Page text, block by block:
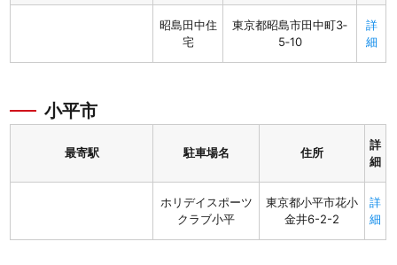
昭島田中住
宅
東京都昭島市田中町3‐
5‐10
詳
細
小平市
最寄駅 駐車場名 住所
詳
細
ホリデイスポーツ
クラブ小平
東京都小平市花小
金井6-2-2
詳
細